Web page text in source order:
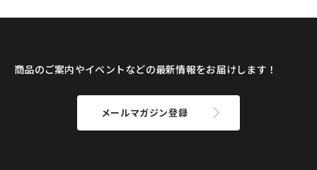
商品のご案内やイベントなどの最新情報をお届けします！
メールマガジン登録